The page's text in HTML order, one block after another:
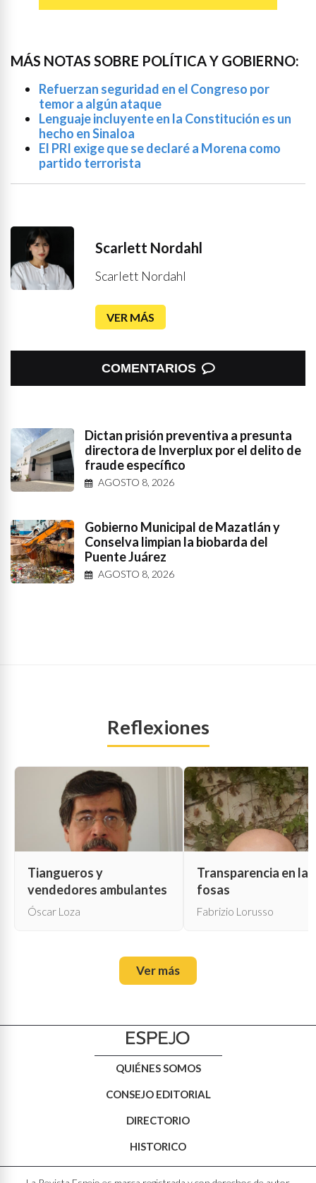
MÁS NOTAS SOBRE POLÍTICA Y GOBIERNO:
Refuerzan seguridad en el Congreso por
temor a algún ataque
Lenguaje incluyente en la Constitución es un
hecho en Sinaloa
El PRI exige que se declaré a Morena como
partido terrorista
Scarlett Nordahl
Scarlett Nordahl
VER MÁS
COMENTARIOS
Dictan prisión preventiva a presunta
directora de Inverplux por el delito de
fraude específico
AGOSTO 8, 2026
Gobierno Municipal de Mazatlán y
Conselva limpian la biobarda del
Puente Juárez
AGOSTO 8, 2026
Reflexiones
Tiangueros y
vendedores ambulantes
Óscar Loza
Transparencia en las
fosas
Fabrizio Lorusso
Ver más
QUIÉNES SOMOS
CONSEJO EDITORIAL
DIRECTORIO
HISTORICO